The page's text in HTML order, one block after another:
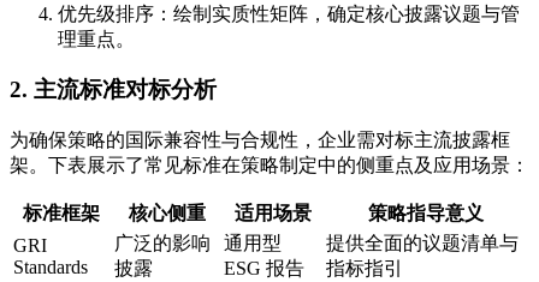
优先级排序：绘制实质性矩阵，确定核心披露议题与管
理重点。
2. 主流标准对标分析
为确保策略的国际兼容性与合规性，企业需对标主流披露框
架。下表展示了常见标准在策略制定中的侧重点及应用场景：
标准框架 核心侧重 适用场景
策略指导意义
GRI
Standards
广泛的影响
披露
通用型
ESG 报告
提供全面的议题清单与
指标指引